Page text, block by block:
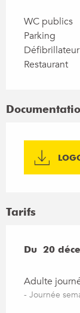
WC publics
Parking
Défibrillateur
Restaurant
Tarifs
Du 20
Du 20
Adulte
- Journée